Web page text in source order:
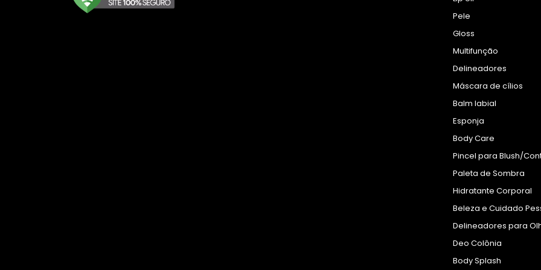
Pele
Gloss
Multifunção
Delineadores
Máscara de cílios
Balm labial
Esponja
Body Care
Pincel para Blush/
Paleta de Sombra
Hidratante Corporal
Beleza e Cuidado
Delineadores para
Deo Colônia
Body Splash